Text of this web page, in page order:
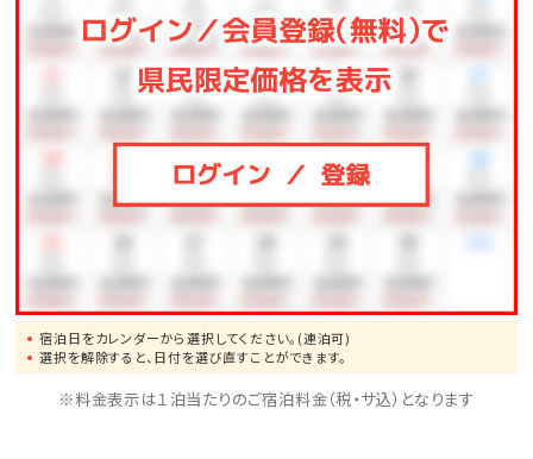
スポーツや知育ゲームなどが遊び放題♪大人も子供も
一緒に体を動かしてリフレッシュ！
◆バギー
4歳からご利用可能です。家族・友人と森の中を駆け抜
◆馬遊び
ヨナグニウマと触れ合えるプログラムをご用意しており
◆その他、館内施設の最新の営業詳細については、ホテ
ル公式ホームページをご確認ください。
宿泊日をカレンダーから選択してください。(連泊可)
選択を解除すると、日付を選び直すことができます。
※料金表示は１泊当たりのご宿泊料金（税・サ込）となります